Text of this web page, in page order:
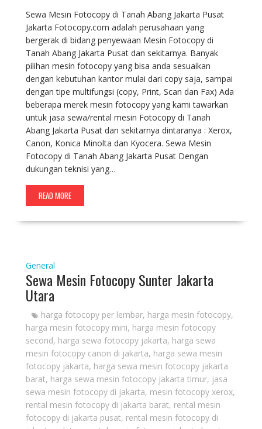
Sewa Mesin Fotocopy di Tanah Abang Jakarta Pusat
Jakarta Fotocopy.com adalah perusahaan yang
bergerak di bidang penyewaan Mesin Fotocopy di
Tanah Abang Jakarta Pusat dan sekitarnya. Banyak
pilihan mesin fotocopy yang bisa anda sesuaikan
dengan kebutuhan kantor mulai dari copy saja, sampai
dengan tipe multifungsi (copy, Print, Scan dan Fax) Ada
beberapa merek mesin fotocopy yang kami tawarkan
untuk jasa sewa/rental mesin Fotocopy di Tanah
Abang Jakarta Pusat dan sekitarnya dintaranya : Xerox,
Canon, Konica Minolta dan Kyocera. Sewa Mesin
Fotocopy di Tanah Abang Jakarta Pusat Dengan
dukungan teknisi yang…
READ MORE
General
Sewa Mesin Fotocopy Sunter Jakarta
Utara
harga fotocopy per lembar, harga mesin fotocopy,
harga mesin fotocopy mini, harga mesin fotocopy
second, harga sewa fotocopy jakarta, harga sewa
mesin fotocopy canon di jakarta, harga sewa mesin
fotocopy jakarta, harga sewa mesin fotocopy jakarta
barat, harga sewa mesin fotocopy jakarta timur, jasa
sewa mesin fotocopy di jakarta, mesin fotocopy xerox,
rental mesin fotocopy di jakarta barat, rental mesin
fotocopy di jakarta pusat, rental mesin fotocopy di